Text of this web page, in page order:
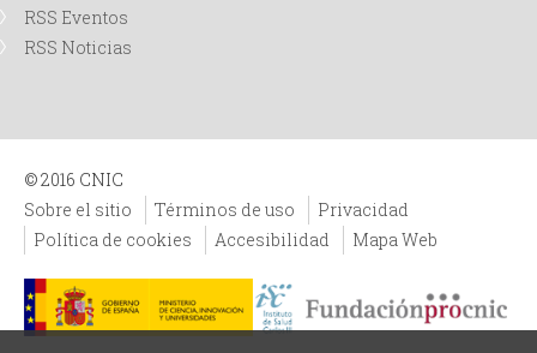
RSS Eventos
RSS Noticias
© 2016 CNIC
Sobre el sitio
Términos de uso
Privacidad
Política de cookies
Accesibilidad Mapa Web